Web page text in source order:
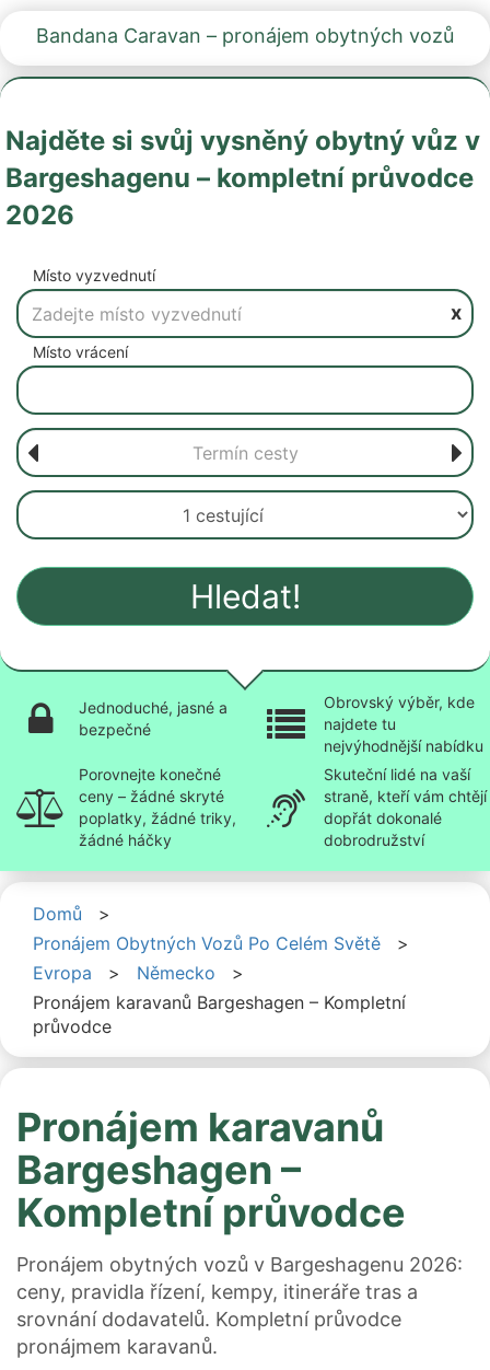
Bandana Caravan – pronájem obytných vozů
Najděte si svůj vysněný obytný vůz v
Bargeshagenu – kompletní průvodce
2026
Místo vyzvednutí
x
Místo vrácení
Hledat!
Jednoduché, jasné a
bezpečné
Obrovský výběr, kde
najdete tu
nejvýhodnější nabídku
Porovnejte konečné
ceny – žádné skryté
poplatky, žádné triky,
žádné háčky
Skuteční lidé na vaší
straně, kteří vám chtějí
dopřát dokonalé
dobrodružství
Domů
>
Pronájem Obytných Vozů Po Celém Světě
>
Evropa
> Německo
>
Pronájem karavanů Bargeshagen – Kompletní
průvodce
Pronájem karavanů
Bargeshagen –
Kompletní průvodce
Pronájem obytných vozů v Bargeshagenu 2026:
ceny, pravidla řízení, kempy, itineráře tras a
srovnání dodavatelů. Kompletní průvodce
pronájmem karavanů.